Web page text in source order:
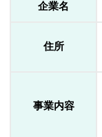
企業名
住所
事業内容